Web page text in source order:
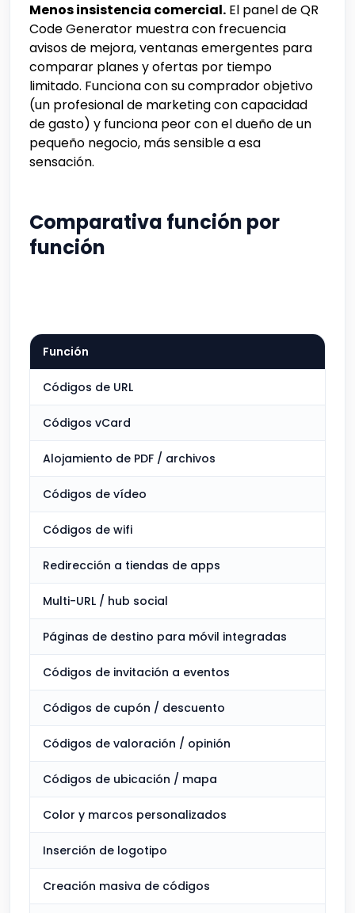
Menos insistencia comercial. El panel de QR
Code Generator muestra con frecuencia
avisos de mejora, ventanas emergentes para
comparar planes y ofertas por tiempo
limitado. Funciona con su comprador objetivo
(un profesional de marketing con capacidad
de gasto) y funciona peor con el dueño de un
pequeño negocio, más sensible a esa
sensación.
Comparativa función por
función
Función
Códigos de URL
Códigos vCard
Alojamiento de PDF / archivos
Códigos de vídeo
Códigos de wifi
Redirección a tiendas de apps
Multi-URL / hub social
Páginas de destino para móvil integradas
Códigos de invitación a eventos
Códigos de cupón / descuento
Códigos de valoración / opinión
Códigos de ubicación / mapa
Color y marcos personalizados
Inserción de logotipo
Creación masiva de códigos